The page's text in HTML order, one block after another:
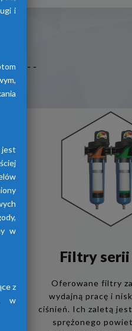
Filtry serii
Oferowane filtry
wydajną pracę i
ciśnień. Ich zaletą
sprężonego
i
jest
w
z
w